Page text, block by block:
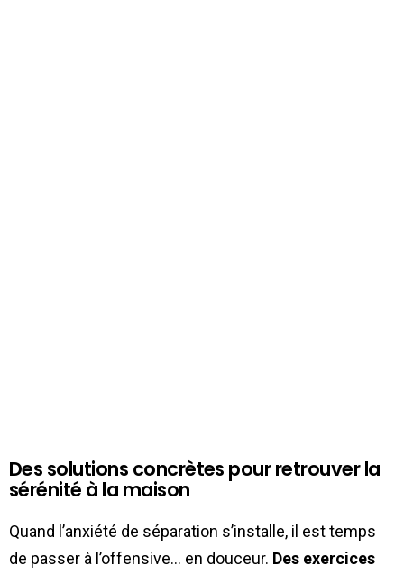
Des solutions concrètes pour retrouver la
sérénité à la maison
Quand l’anxiété de séparation s’installe, il est temps
de passer à l’offensive… en douceur. Des exercices